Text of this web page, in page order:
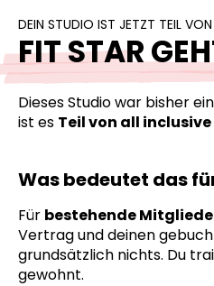
DEIN STUDIO IST JETZT TEIL VON
FIT STAR
Dieses Studio war bisher
ist es Teil von all inclusive
Was bedeutet das
Für bestehende
Vertrag und deinen
grundsätzlich nichts. Du
gewohnt.